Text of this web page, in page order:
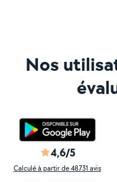
Nos
4,6/5
Calculé à partir de 48731 avis